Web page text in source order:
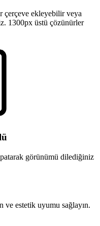
çerçeve ekleyebilir veya
1300px üstü çözünürler
görünümü dilediğiniz
ve estetik uyumu sağlayın.